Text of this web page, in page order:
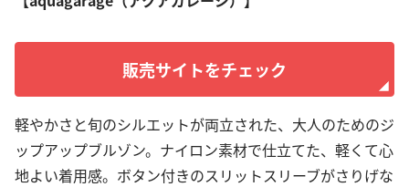
販売サイトをチェック
軽やかさと旬のシルエットが両立された、大人のためのジ
ップアップブルゾン。ナイロン素材で仕立てた、軽くて心
地よい着用感。ボタン付きのスリットスリーブがさりげな